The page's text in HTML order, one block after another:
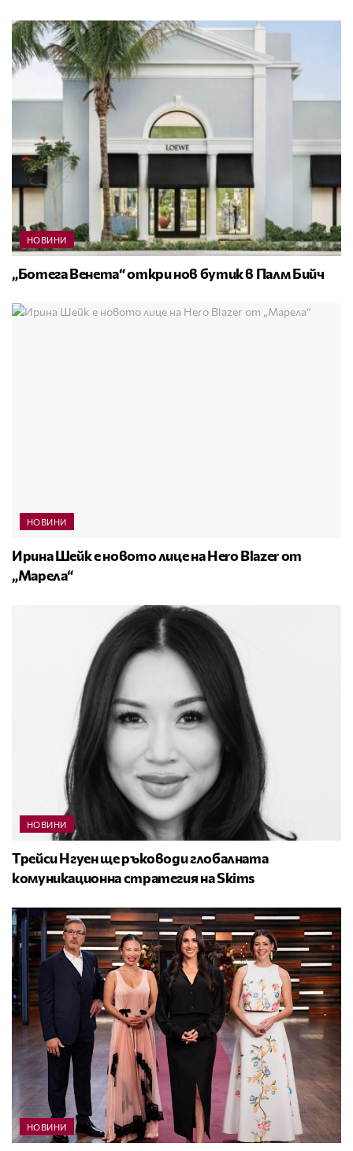
НОВИНИ
„Ботега Венета“ откри нов бутик в Палм Бийч
НОВИНИ
Ирина Шейк е новото лице на Hero Blazer от
„Марела“
НОВИНИ
Трейси Нгуен ще ръководи глобалната
комуникационна стратегия на Skims
НОВИНИ